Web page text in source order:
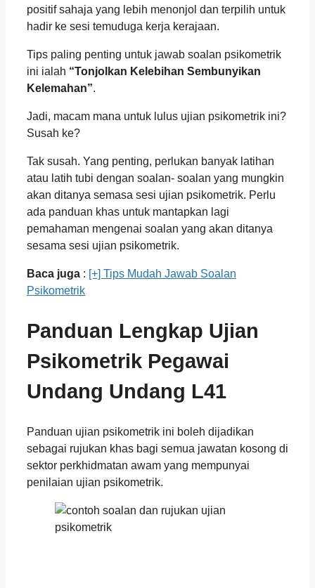
positif sahaja yang lebih menonjol dan terpilih untuk
hadir ke sesi temuduga kerja kerajaan.
Tips paling penting untuk jawab soalan psikometrik
ini ialah “Tonjolkan Kelebihan Sembunyikan
Kelemahan”.
Jadi, macam mana untuk lulus ujian psikometrik ini?
Susah ke?
Tak susah. Yang penting, perlukan banyak latihan
atau latih tubi dengan soalan- soalan yang mungkin
akan ditanya semasa sesi ujian psikometrik. Perlu
ada panduan khas untuk mantapkan lagi
pemahaman mengenai soalan yang akan ditanya
sesama sesi ujian psikometrik.
Baca juga : [+] Tips Mudah Jawab Soalan
Psikometrik
Panduan Lengkap Ujian
Psikometrik Pegawai
Undang Undang L41
Panduan ujian psikometrik ini boleh dijadikan
sebagai rujukan khas bagi semua jawatan kosong di
sektor perkhidmatan awam yang mempunyai
penilaian ujian psikometrik.